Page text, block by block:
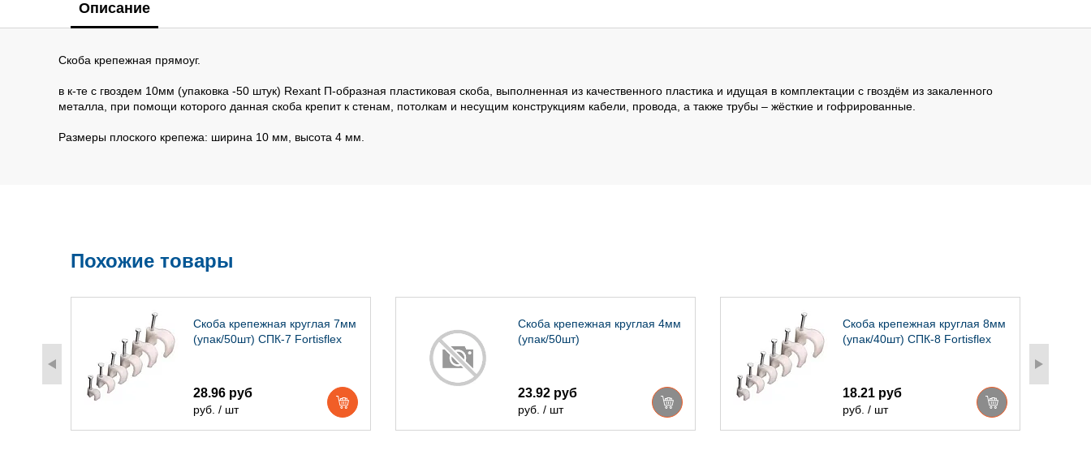
Описание
Скоба крепежная прямоуг.
в к-те с гвоздем 10мм (упаковка -50 штук) Rexant П-образная пластиковая скоба, выполненная из качественного пластика и идущая в комплектации с гвоздём из закаленного
металла, при помощи которого данная скоба крепит к стенам, потолкам и несущим конструкциям кабели, провода, а также трубы – жёсткие и гофрированные.
Размеры плоского крепежа: ширина 10 мм, высота 4 мм.
Похожие товары
Скоба крепежная круглая 7мм
(упак/50шт) СПК-7 Fortisflex
28.96 руб
руб. / шт
Скоба крепежная круглая 4мм
(упак/50шт)
23.92 руб
руб. / шт
Скоба крепежная круглая 8мм
(упак/40шт) СПК-8 Fortisflex
18.21 руб
руб. / шт